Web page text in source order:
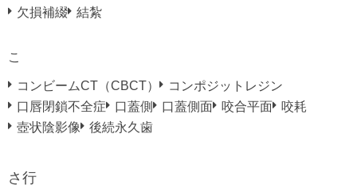
欠損補綴 結紮
こ
コンビームCT（CBCT）
コンポジットレジン
口唇閉鎖不全症
口蓋側 口蓋側面 咬合平面
咬耗
壺状陰影像
後続永久歯
さ行